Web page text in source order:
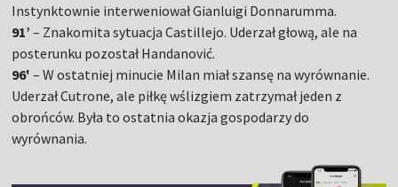
Instynktownie interweniował Gianluigi Donnarumma.
91’ – Znakomita sytuacja Castillejo. Uderzał głową, ale na
posterunku pozostał Handanović.
96' – W ostatniej minucie Milan miał szansę na wyrównanie.
Uderzał Cutrone, ale piłkę wślizgiem zatrzymał jeden z
obrońców. Była to ostatnia okazja gospodarzy do
wyrównania.